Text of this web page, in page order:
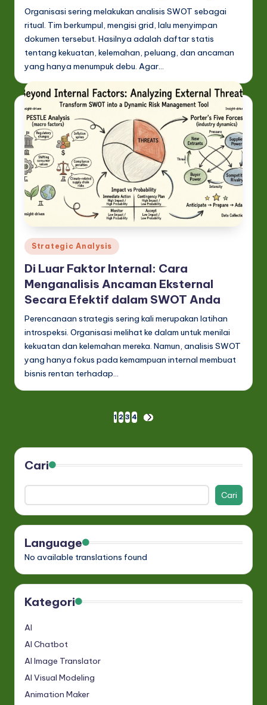
Organisasi sering melakukan analisis SWOT sebagai
ritual. Tim berkumpul, mengisi grid, lalu menyimpan
dokumen tersebut. Hasilnya adalah daftar statis
tentang kekuatan, kelemahan, peluang, dan ancaman
yang hanya menumpuk debu. Agar…
Posted
in
Strategic Analysis
Di Luar Faktor Internal: Cara
Menganalisis Ancaman Eksternal
Secara Efektif dalam SWOT Anda
Perencanaan strategis sering kali merupakan latihan
introspeksi. Organisasi melihat ke dalam untuk menilai
kekuatan dan kelemahan mereka. Namun, analisis SWOT
yang hanya fokus pada kemampuan internal membuat
bisnis rentan terhadap…
pos
1 2 3 4
NEXT
Cari
Cari
Language
No available translations found
Kategori
AI
AI Chatbot
AI Image Translator
AI Visual Modeling
Animation Maker